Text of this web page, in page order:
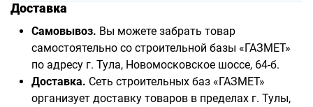
Доставка
Самовывоз. Вы можете забрать товар
самостоятельно со строительной базы «ГАЗМЕТ»
по адресу г. Тула, Новомосковское шоссе, 64-б.
Доставка. Сеть строительных баз «ГАЗМЕТ»
организует доставку товаров в пределах г. Тулы,